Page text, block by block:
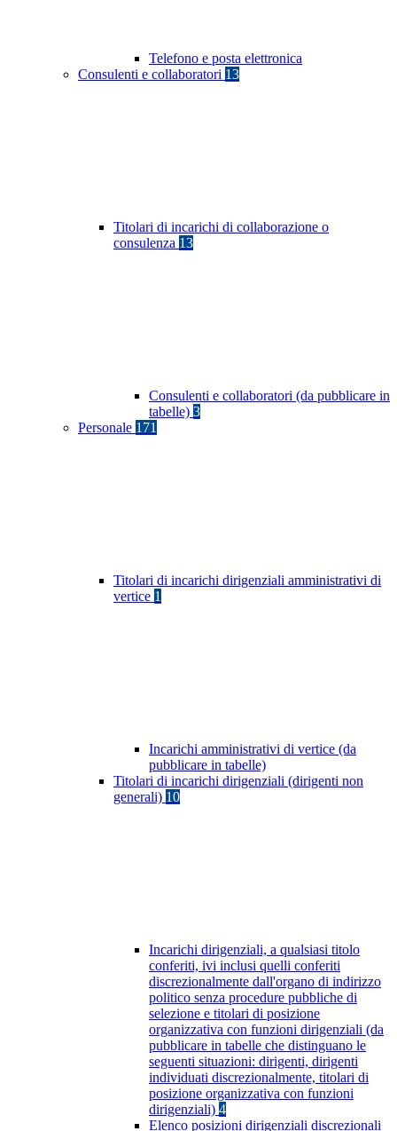
Telefono e posta elettronica
Consulenti e collaboratori 13
Titolari di incarichi di collaborazione o
consulenza 13
Consulenti e collaboratori (da pubblicare in
tabelle) 3
Personale 171
Titolari di incarichi dirigenziali amministrativi di
vertice 1
Incarichi amministrativi di vertice (da
pubblicare in tabelle)
Titolari di incarichi dirigenziali (dirigenti non
generali) 10
Incarichi dirigenziali, a qualsiasi titolo
conferiti, ivi inclusi quelli conferiti
discrezionalmente dall'organo di indirizzo
politico senza procedure pubbliche di
selezione e titolari di posizione
organizzativa con funzioni dirigenziali (da
pubblicare in tabelle che distinguano le
seguenti situazioni: dirigenti, dirigenti
individuati discrezionalmente, titolari di
posizione organizzativa con funzioni
dirigenziali) 4
Elenco posizioni dirigenziali discrezionali